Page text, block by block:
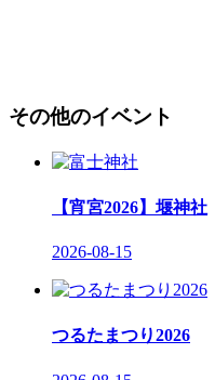
その他のイベント
【宵宮2026】堰神社
2026-08-15
つるたまつり2026